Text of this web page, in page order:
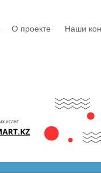
О проекте Наши